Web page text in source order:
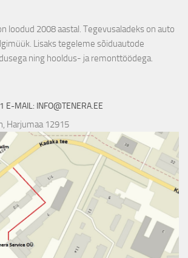
loodud 2008 aastal. Tegevusaladeks on auto
Lisaks tegeleme sõiduautode
ning hooldus- ja remonttöödega.
MAIL: INFO@TENERA.EE
Harjumaa 12915